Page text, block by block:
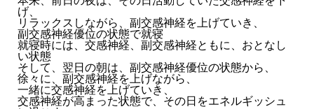
げ、
リラックスしながら、副交感神経を上げていき、
副交感神経優位の状態で就寝
就寝時には、交感神経、副交感神経ともに、おとなし
い状態
そして、翌日の朝は、副交感神経優位の状態から、
徐々に、副交感神経を上げながら、
一緒に交感神経を上げていき、
交感神経が高まった状態で、その日をエネルギッシュ